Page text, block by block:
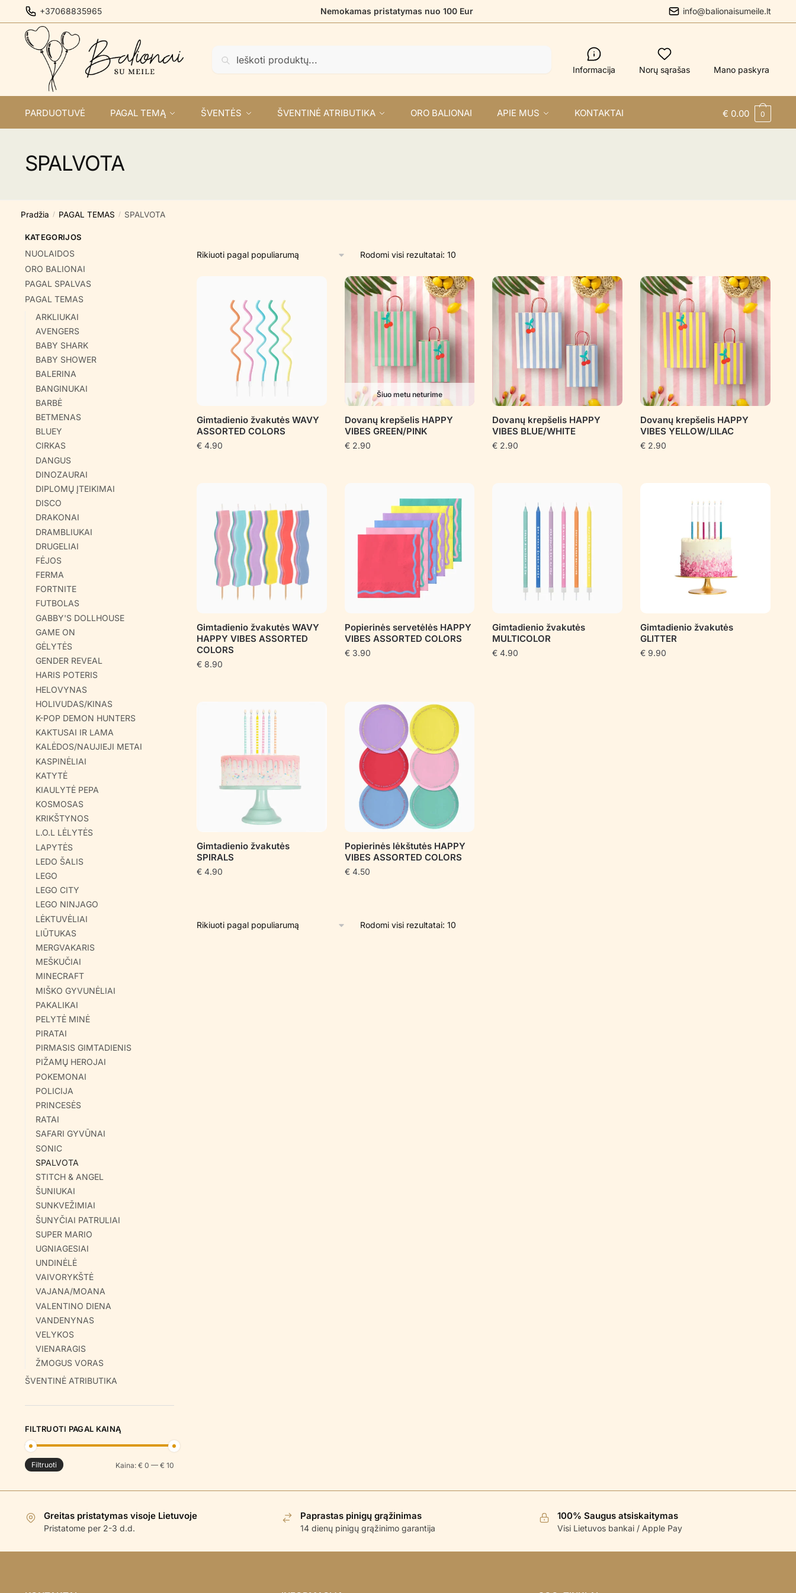
to
navigation
to
content
+37068835965 Nemokamas pristatymas nuo 100 Eur info@balionaisumeile.lt
Informacija Norų sąrašas Mano paskyra
PARDUOTUVĖ PAGAL TEMĄ ŠVENTĖS ŠVENTINĖ ATRIBUTIKA ORO BALIONAI APIE MUS KONTAKTAI € 0.00 0
SPALVOTA
Pradžia / PAGAL TEMAS / SPALVOTA
Rodomi visi rezultatai: 10Rūšiuojama
populiarumą
Gimtadienio žvakutės WAVY
ASSORTED COLORS
€4.90
Šiuo metu neturime
Dovanų krepšelis HAPPY
VIBES GREEN/PINK
€2.90
Dovanų krepšelis HAPPY
VIBES BLUE/WHITE
€ 2.90
Dovanų krepšelis HAPPY
VIBES YELLOW/LILAC
€ 2.90
Gimtadienio žvakutės WAVY
HAPPY VIBES ASSORTED
COLORS
€8.90
Popierinės servetėlės HAPPY
VIBES ASSORTED COLORS
€3.90
Gimtadienio žvakutės
MULTICOLOR
€ 4.90
Gimtadienio žvakutės
GLITTER
€ 9.90
Gimtadienio žvakutės
SPIRALS
€4.90
Popierinės lėkštutės HAPPY
VIBES ASSORTED COLORS
€4.50
Rodomi visi rezultatai: 10Rūšiuojama
KATEGORIJOS
NUOLAIDOS
ORO BALIONAI
PAGAL SPALVAS
PAGAL TEMAS
ARKLIUKAI
AVENGERS
BABY SHARK
BABY SHOWER
BALERINA
BANGINUKAI
BARBĖ
BETMENAS
BLUEY
CIRKAS
DANGUS
DINOZAURAI
DIPLOMŲ ĮTEIKIMAI
DISCO
DRAKONAI
DRAMBLIUKAI
DRUGELIAI
FĖJOS
FERMA
FORTNITE
FUTBOLAS
GABBY'S DOLLHOUSE
GAME ON
GĖLYTĖS
GENDER REVEAL
HARIS POTERIS
HELOVYNAS
HOLIVUDAS/KINAS
K-POP DEMON HUNTERS
KAKTUSAI IR LAMA
KALĖDOS/NAUJIEJI METAI
KASPINĖLIAI
KATYTĖ
KIAULYTĖ PEPA
KOSMOSAS
KRIKŠTYNOS
L.O.L LĖLYTĖS
LAPYTĖS
LEDO ŠALIS
LEGO
LEGO CITY
LEGO NINJAGO
LĖKTUVĖLIAI
LIŪTUKAS
MERGVAKARIS
MEŠKUČIAI
MINECRAFT
MIŠKO GYVUNĖLIAI
PAKALIKAI
PELYTĖ MINĖ
PIRATAI
PIRMASIS GIMTADIENIS
PIŽAMŲ HEROJAI
POKEMONAI
POLICIJA
PRINCESĖS
RATAI
SAFARI GYVŪNAI
SONIC
SPALVOTA
STITCH & ANGEL
ŠUNIUKAI
SUNKVEŽIMIAI
ŠUNYČIAI PATRULIAI
SUPER MARIO
UGNIAGESIAI
UNDINĖLĖ
VAIVORYKŠTĖ
VAJANA/MOANA
VALENTINO DIENA
VANDENYNAS
VELYKOS
VIENARAGIS
ŽMOGUS VORAS
ŠVENTINĖ ATRIBUTIKA
FILTRUOTI PAGAL KAINĄ
Min
Maks
Filtruoti Kaina: € 0 — € 10
Greitas pristatymas visoje Lietuvoje
Pristatome per 2-3 d.d.
Paprastas pinigų grąžinimas
14 dienų pinigų grąžinimo garantija
100% Saugus atsiskaitymas
Visi Lietuvos bankai / Apple Pay